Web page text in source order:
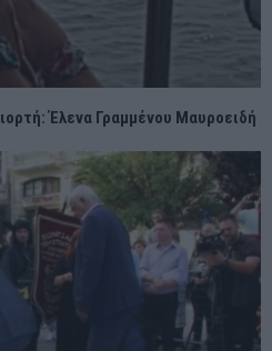
Έλενα Γραμμένου Μαυροειδή